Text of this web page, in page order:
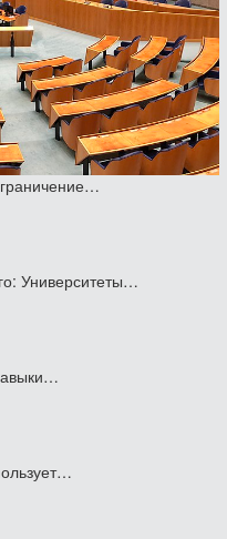
Университеты…